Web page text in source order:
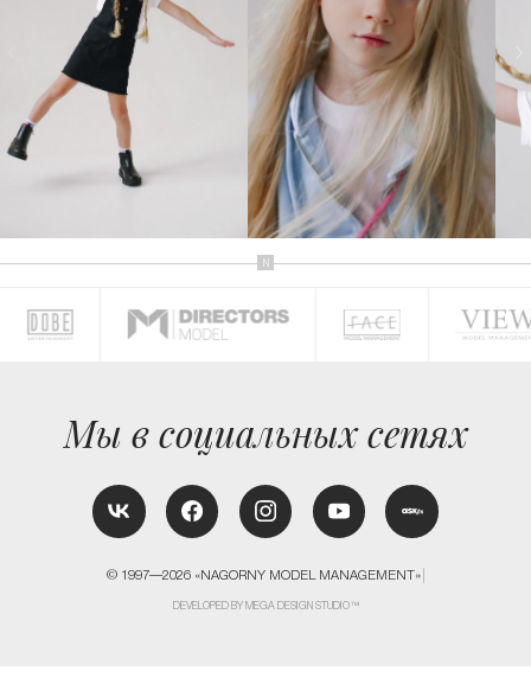
АГЕНТСТВО
НОВОСТИ
КОНТАКТЫ
Мы в социальных сетях
© 1997—2026 «NAGORNY MODEL MANAGEMENT»
DEVELOPED BY MEGA DESIGN STUDIO™